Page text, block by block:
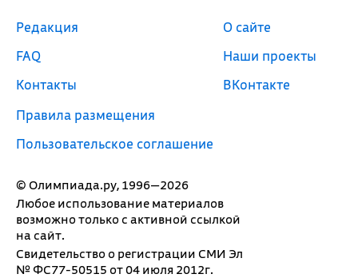
© Олимпиада.ру, 1996—2026
Любое использование материалов
возможно только с активной ссылкой
на сайт.
Свидетельство о регистрации СМИ Эл
№ ФС77-50515 от 04 июля 2012г.
Редакция
FAQ
Контакты
Правила размещения
Пользовательское соглашение
О сайте
Наши проекты
ВКонтакте